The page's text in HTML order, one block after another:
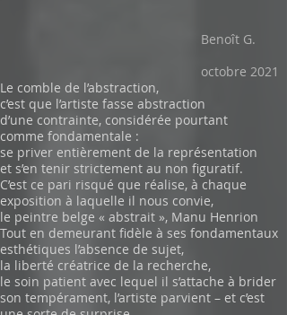
Benoît G.
octobre 2021
Le comble de l’abstraction,
c’est que l’artiste fasse abstraction
d’une contrainte, considérée pourtant
comme fondamentale :
se priver entièrement de la représentation
et s’en tenir strictement au non figuratif.
C’est ce pari risqué que réalise, à chaque
exposition à laquelle il nous convie,
le peintre belge « abstrait », Manu Henrion
Tout en demeurant fidèle à ses fondamentaux
esthétiques l’absence de sujet,
la liberté créatrice de la recherche,
le soin patient avec lequel il s’attache à brider
son tempérament, l’artiste parvient – et c’est